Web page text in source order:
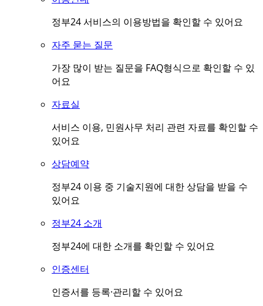
정부24 서비스의 이용방법을 확인할 수 있어요
자주 묻는 질문
가장 많이 받는 질문을 FAQ형식으로 확인할 수 있
어요
자료실
서비스 이용, 민원사무 처리 관련 자료를 확인할 수
있어요
상담예약
정부24 이용 중 기술지원에 대한 상담을 받을 수
있어요
정부24 소개
정부24에 대한 소개를 확인할 수 있어요
인증센터
인증서를 등록·관리할 수 있어요